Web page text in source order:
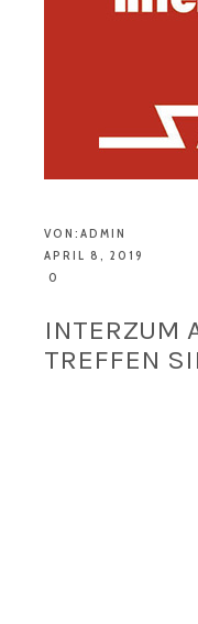
VON: ADMIN
APRIL 8, 2019
0
INTERZUM
TREFFEN